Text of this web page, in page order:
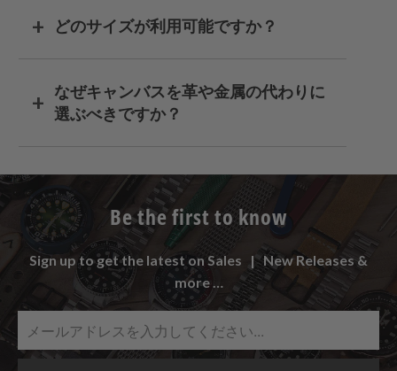
どのサイズが利用可能ですか？
なぜキャンバスを革や金属の代わりに
選ぶべきですか？
Be the first to know
Sign up to get the latest on Sales | New Releases &
more …